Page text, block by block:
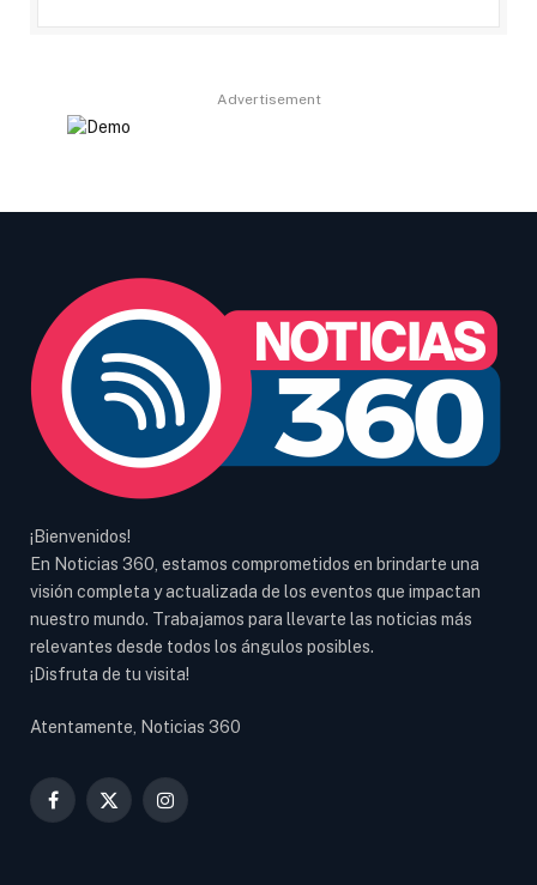
Advertisement
¡Bienvenidos!
En Noticias 360, estamos comprometidos en brindarte una
visión completa y actualizada de los eventos que impactan
nuestro mundo. Trabajamos para llevarte las noticias más
relevantes desde todos los ángulos posibles.
¡Disfruta de tu visita!
Atentamente, Noticias 360
Facebook
X
Instagram